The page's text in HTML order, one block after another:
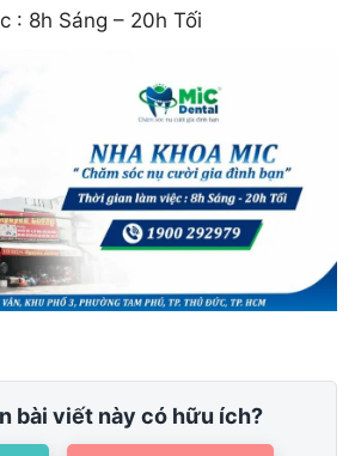
: 8h Sáng – 20h Tối
bài viết này có hữu ích?